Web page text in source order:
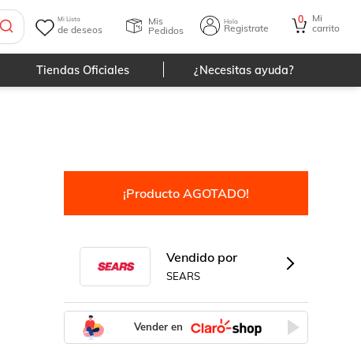
Mi Lista
de deseos
Mis
Pedidos
Hola
Registrate
0
Mi
carrito
Tiendas Oficiales ¿Necesitas ayuda?
¡Producto AGOTADO!
Vendido por
SEARS
Vender en